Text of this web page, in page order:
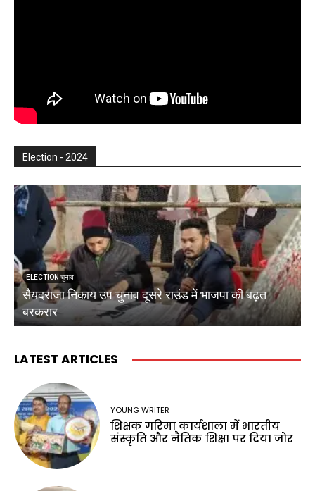
Election - 2024
ELECTION चुनाव
सैयदराजा निकाय उप चुनाव दूसरे राउंड में भाजपा की बढ़त
बरकरार
LATEST ARTICLES
YOUNG WRITER
शिक्षक गरिमा कार्यशाला में भारतीय
संस्कृति और नैतिक शिक्षा पर दिया जोर